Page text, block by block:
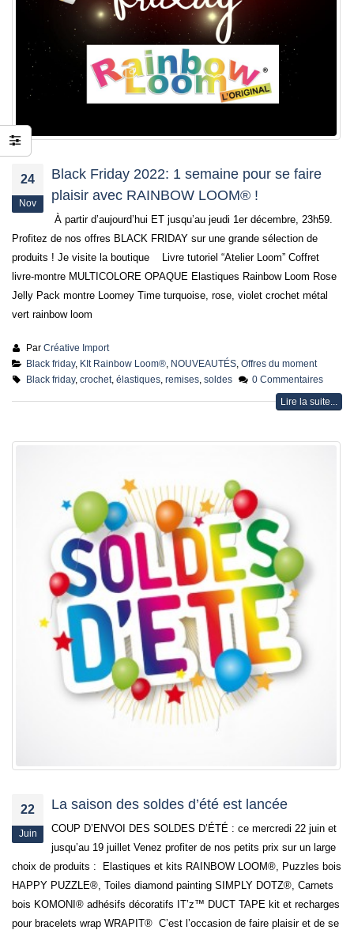
24
Nov
Black Friday 2022: 1 semaine pour se faire
plaisir avec RAINBOW LOOM® !
À partir d’aujourd’hui ET jusqu’au jeudi 1er décembre, 23h59.
Profitez de nos offres BLACK FRIDAY sur une grande sélection de
produits ! Je visite la boutique Livre tutoriel “Atelier Loom” Coffret
livre-montre MULTICOLORE OPAQUE Elastiques Rainbow Loom Rose
Jelly Pack montre Loomey Time turquoise, rose, violet crochet métal
vert rainbow loom
Par Créative Import
Black friday, KIt Rainbow Loom®, NOUVEAUTÉS, Offres du moment
Black friday, crochet, élastiques, remises, soldes 0 Commentaires
Lire la suite...
22
Juin
La saison des soldes d’été est lancée
COUP D’ENVOI DES SOLDES D’ÉTÉ : ce mercredi 22 juin et
jusqu’au 19 juillet Venez profiter de nos petits prix sur un large
choix de produits : Elastiques et kits RAINBOW LOOM®, Puzzles bois
HAPPY PUZZLE®, Toiles diamond painting SIMPLY DOTZ®, Carnets
bois KOMONI® adhésifs décoratifs IT’z™ DUCT TAPE kit et recharges
pour bracelets wrap WRAPIT® C’est l’occasion de faire plaisir et de se